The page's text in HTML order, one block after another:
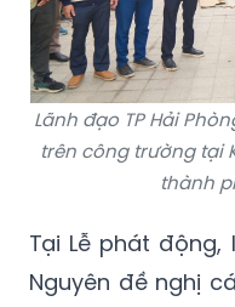
Lãnh đạo TP Hải
trên công trường tại
thành
Tại Lễ phát
Nguyên đề nghị